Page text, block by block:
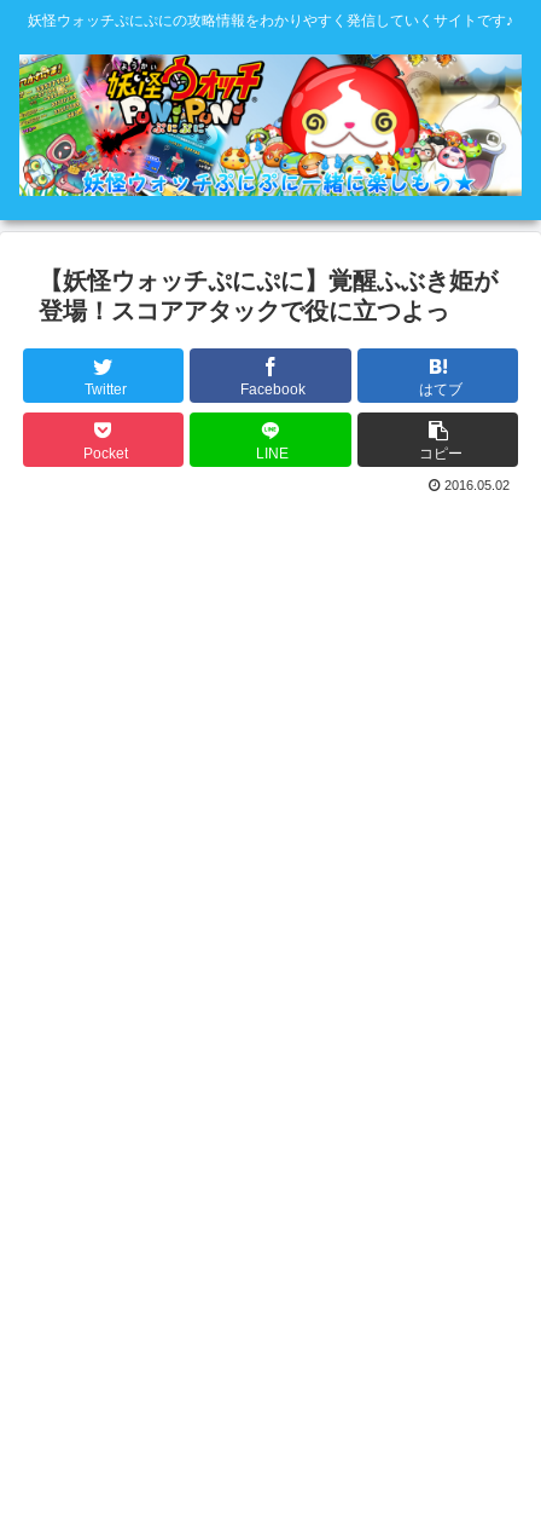
妖怪ウォッチぷにぷにの攻略情報をわかりやすく発信していくサイトです♪
【妖怪ウォッチぷにぷに】覚醒ふぶき姫が
登場！スコアアタックで役に立つよっ
Twitter Facebook はてブ
Pocket LINE コピー
2016.05.02